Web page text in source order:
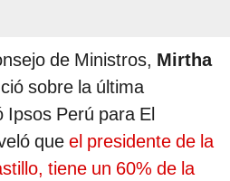
de Ministros, Mirtha
sobre la última
Ipsos Perú para El
que el presidente de la
tiene un 60% de la